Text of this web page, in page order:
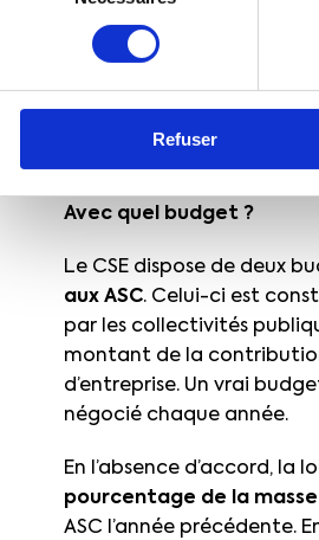
consentement
Refuser
de la politique sociale
discriminatoires : l’accès
collectives…) jouera par
Avec quel budget ?
Le CSE dispose de deux
aux ASC. Celui-ci est
par les collectivités
montant de la
d’entreprise. Un vrai
négocié chaque année.
En l’absence d’accord,
pourcentage de la
ASC l’année précédente.